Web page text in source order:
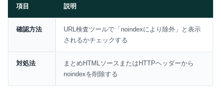
項目 説明
確認方法
URL検査ツールで「noindexにより除外」と表示
されるかチェックする
対処法
まとめHTMLソースまたはHTTPヘッダーから
noindexを削除する